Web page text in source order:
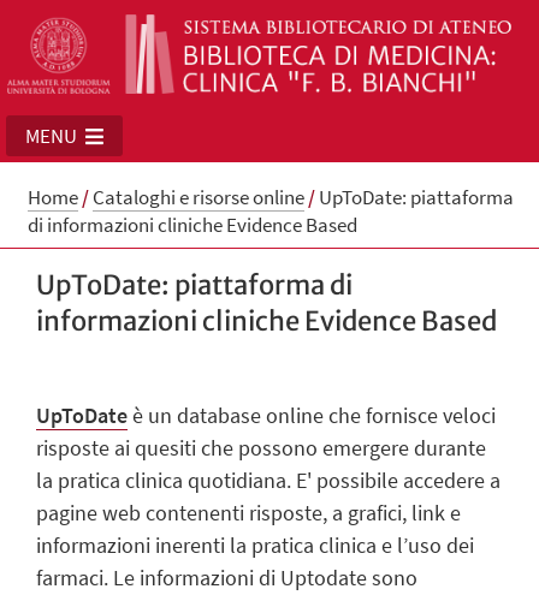
MENU
Home/Cataloghi e risorse online/UpToDate: piattaforma
di informazioni cliniche Evidence Based
UpToDate: piattaforma di
informazioni cliniche Evidence Based
UpToDateè un database online che fornisce veloci
risposte ai quesiti che possono emergere durante
la pratica clinica quotidiana. E' possibile accedere a
pagine web contenenti risposte, a grafici, link e
informazioni inerenti la pratica clinica e l’uso dei
farmaci. Le informazioni di Uptodate sono